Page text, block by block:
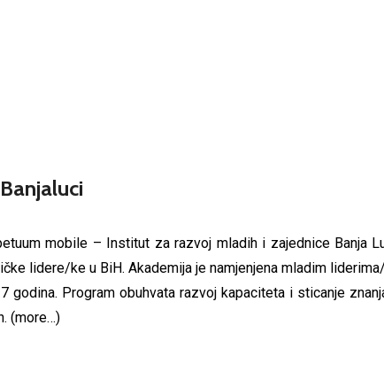
mobile – Institut za razvoј mladih i zaјednice Banja
lidere/ke u BiH. Akademiјa јe namјenjena mladim
godina. Program obuhvata razvoј kapaciteta i sticanje
(more…)